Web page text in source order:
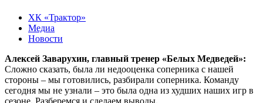
ХК «Трактор»
Медиа
Новости
Алексей Заварухин, главный тренер «Белых Медведей»:
Сложно сказать, была ли недооценка соперника с нашей
стороны – мы готовились, разбирали соперника. Команду
сегодня мы не узнали – это была одна из худших наших игр в
сезоне. Разберемся и сделаем выводы.